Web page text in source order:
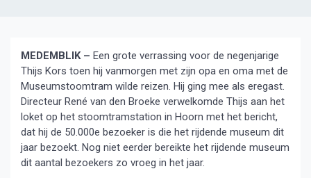
MEDEMBLIK – Een grote verrassing voor de negenjarige
Thijs Kors toen hij vanmorgen met zijn opa en oma met de
Museumstoomtram wilde reizen. Hij ging mee als eregast.
Directeur René van den Broeke verwelkomde Thijs aan het
loket op het stoomtramstation in Hoorn met het bericht,
dat hij de 50.000e bezoeker is die het rijdende museum dit
jaar bezoekt. Nog niet eerder bereikte het rijdende museum
dit aantal bezoekers zo vroeg in het jaar.